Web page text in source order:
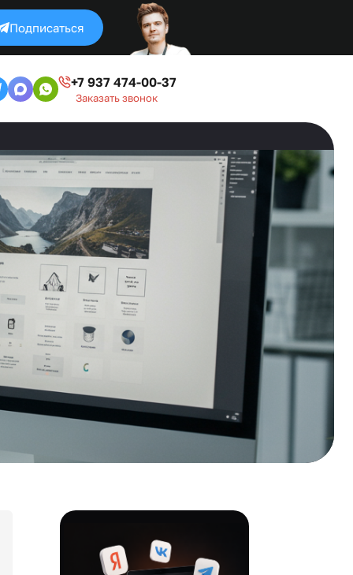
Подписаться
+7 937 474-00-37
Заказать звонок